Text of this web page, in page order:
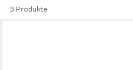
3 Produkte